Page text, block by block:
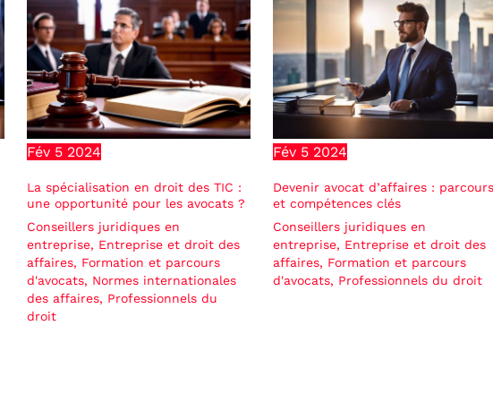
Fév 5 2024
La spécialisation en droit des TIC :
une opportunité pour les avocats ?
Conseillers juridiques en
entreprise, Entreprise et droit des
affaires, Formation et parcours
d'avocats, Normes internationales
des affaires, Professionnels du
droit
Fév 5 2024
Devenir avocat d’affaires : parcours
et compétences clés
Conseillers juridiques en
entreprise, Entreprise et droit des
affaires, Formation et parcours
d'avocats, Professionnels du droit